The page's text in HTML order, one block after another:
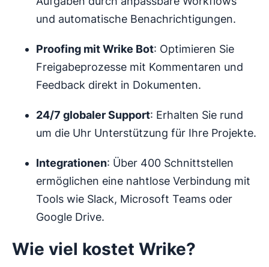
und automatische Benachrichtigungen.
Proofing mit Wrike Bot: Optimieren Sie
Freigabeprozesse mit Kommentaren und
Feedback direkt in Dokumenten.
24/7 globaler Support: Erhalten Sie rund
um die Uhr Unterstützung für Ihre Projekte.
Integrationen: Über 400 Schnittstellen
ermöglichen eine nahtlose Verbindung mit
Tools wie Slack, Microsoft Teams oder
Google Drive.
Wie viel kostet Wrike?